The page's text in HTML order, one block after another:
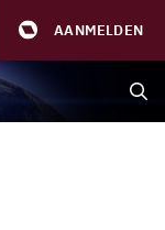
AANMELDEN